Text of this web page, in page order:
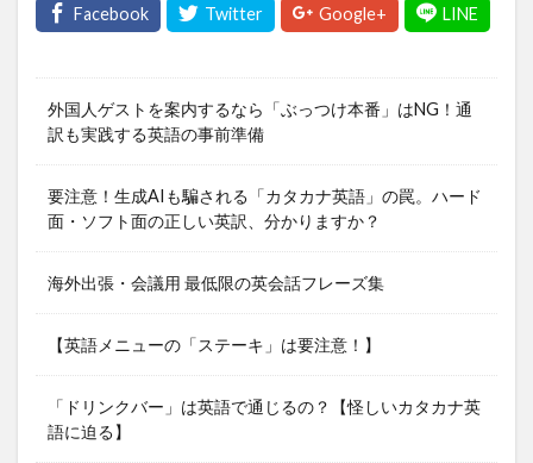
外国人ゲストを案内するなら「ぶっつけ本番」はNG！通
訳も実践する英語の事前準備
要注意！生成AIも騙される「カタカナ英語」の罠。ハード
面・ソフト面の正しい英訳、分かりますか？
海外出張・会議用 最低限の英会話フレーズ集
【英語メニューの「ステーキ」は要注意！】
「ドリンクバー」は英語で通じるの？【怪しいカタカナ英
語に迫る】